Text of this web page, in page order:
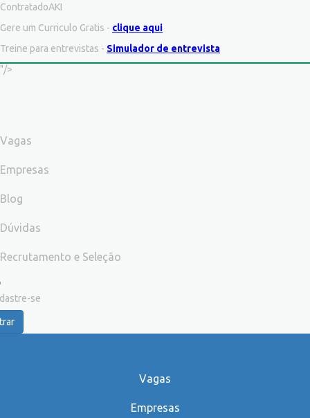
ContratadoAKI
Gere um Curriculo Gratis - clique aqui
Treine para entrevistas - Simulador de entrevista
"/>
Vagas
Empresas
Blog
Dúvidas
Recrutamento e Seleção
se
Vagas
Empresas